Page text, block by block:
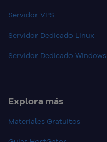
Servidor VPS
Servidor Dedicado Linux
Servidor Dedicado Windows
Explora más
Materiales Gratuitos